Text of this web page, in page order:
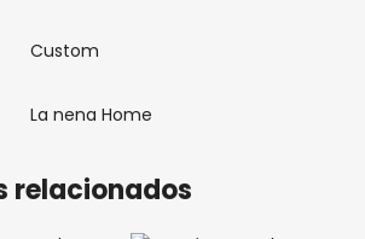
Custom
La nena Home
relacionados